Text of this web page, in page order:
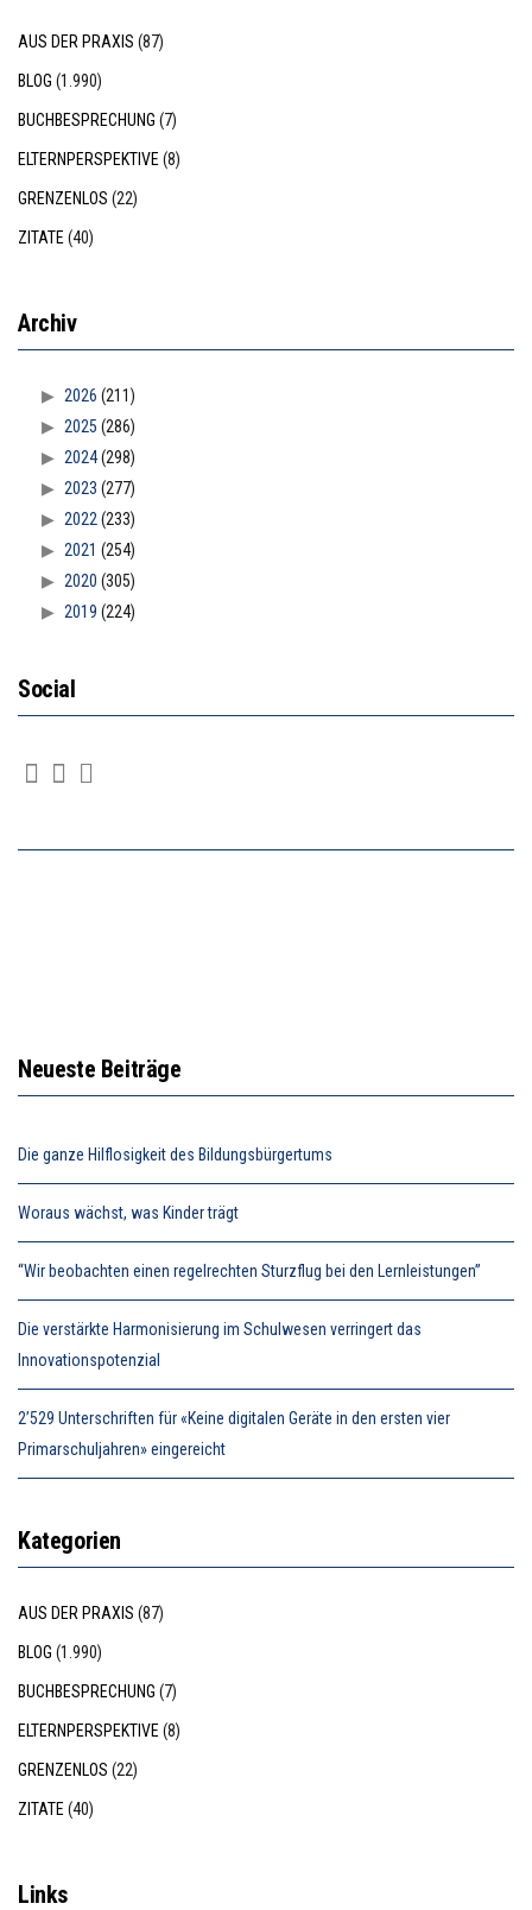
AUS DER PRAXIS (87)
BLOG (1.990)
BUCHBESPRECHUNG (7)
ELTERNPERSPEKTIVE(8)
GRENZENLOS (22)
ZITATE(40)
Archiv
2026 (211)
2025 (286)
2024(298)
2023 (277)
2022(233)
2021 (254)
2020 (305)
2019 (224)
Social
Neueste Beiträge
Die ganze Hilflosigkeit des Bildungsbürgertums
Woraus wächst, was Kinder trägt
“Wir beobachten einen regelrechten Sturzflug bei den Lernleistungen”
Die verstärkte Harmonisierung im Schulwesen verringert das
Innovationspotenzial
2’529 Unterschriften für «Keine digitalen Geräte in den ersten vier
Primarschuljahren» eingereicht
Kategorien
AUS DER PRAXIS (87)
BLOG (1.990)
BUCHBESPRECHUNG (7)
ELTERNPERSPEKTIVE(8)
GRENZENLOS (22)
ZITATE(40)
Links